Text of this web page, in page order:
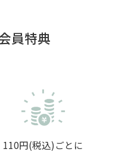
員特典
110円(税込)ごとに